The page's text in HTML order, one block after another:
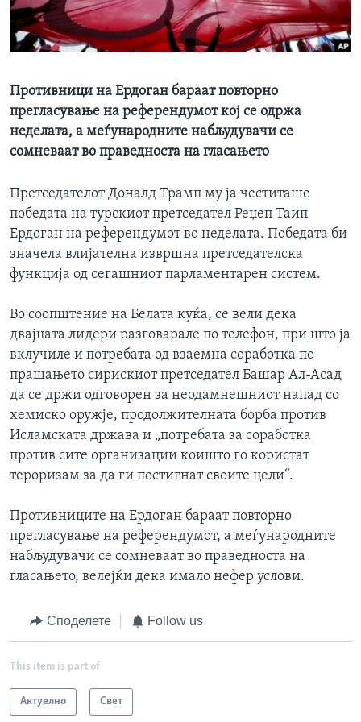
ИНТЕРВЈУА
Јазици
Противници на Ердоган бараат повторно
прегласување на референдумот кој се одржа
неделата, а меѓународните набљудувачи се
сомневаат во праведноста на гласањето
Претседателот Доналд Трамп му ја честиташе
победата на турскиот претседател Реџеп Таип
Ердоган на референдумот во неделата. Победата би
значела влијателна извршна претседателска
функција од сегашниот парламентарен систем.
Во соопштение на Белата куќа, се вели дека
двајцата лидери разговарале по телефон, при што ја
вклучиле и потребата од взаемна соработка по
прашањето сирискиот претседател Башар Ал-Асад
да се држи одговорен за неодамнешниот напад со
хемиско оружје, продолжителната борба против
Исламската држава и „потребата за соработка
против сите организации коишто го користат
тероризам за да ги постигнат своите цели“.
Противниците на Ердоган бараат повторно
прегласување на референдумот, а меѓународните
набљудувачи се сомневаат во праведноста на
гласањето, велејќи дека имало нефер услови.
Споделете Follow us
This item is part of
Актуелно Свет